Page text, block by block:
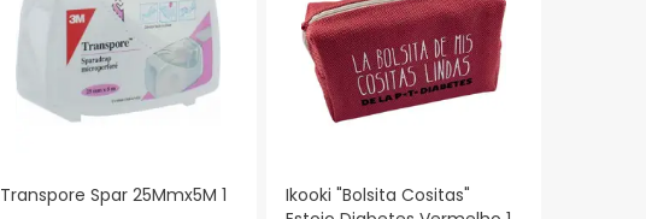
Transpore Spar 25Mmx5M 1
Ikooki "Bolsita Cositas"